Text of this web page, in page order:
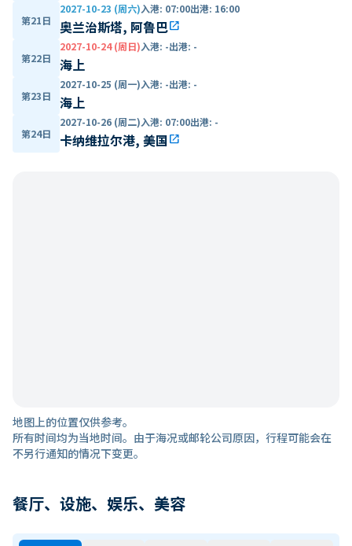
第21日
2027-10-23 (周六)入港: 07:00出港: 16:00
奥兰治斯塔, 阿鲁巴open_in_new
第22日
2027-10-24 (周日)入港: -出港: -
海上
第23日
2027-10-25 (周一)入港: -出港: -
海上
第24日
2027-10-26 (周二)入港: 07:00出港: -
卡纳维拉尔港, 美国open_in_new
地图上的位置仅供参考。
所有时间均为当地时间。由于海况或邮轮公司原因，行程可能会在
不另行通知的情况下变更。
餐厅、设施、娱乐、美容